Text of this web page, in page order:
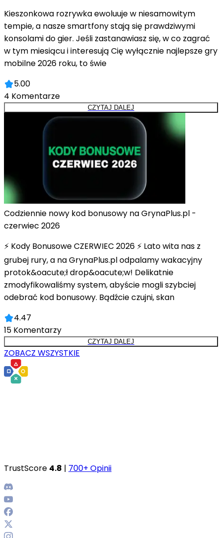
Kieszonkowa rozrywka ewoluuje w niesamowitym
tempie, a nasze smartfony stają się prawdziwymi
konsolami do gier. Jeśli zastanawiasz się, w co zagrać
w tym miesiącu i interesują Cię wyłącznie najlepsze gry
mobilne 2026 roku, to świe
5.00
4 Komentarze
CZYTAJ DALEJ
Codziennie nowy kod bonusowy na GrynaPlus.pl -
czerwiec 2026
⚡ Kody Bonusowe CZERWIEC 2026 ⚡ Lato wita nas z
grubej rury, a na GrynaPlus.pl odpalamy wakacyjny
protok&oacute;ł drop&oacute;w! Delikatnie
zmodyfikowaliśmy system, abyście mogli szybciej
odebrać kod bonusowy. Bądźcie czujni, skan
4.47
15 Komentarzy
CZYTAJ DALEJ
ZOBACZ WSZYSTKIE
TrustScore 4.8 | 700+ Opinii